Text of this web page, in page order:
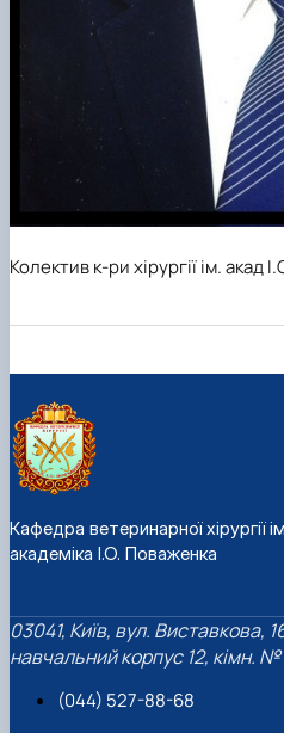
Колектив к-ри хірургії ім. акад
Кафедра ветеринарної хірургії
академіка І.О. Поваженка
03041, Київ, вул. Виставкова,
навчальний корпус 12, кімн.
(044) 527-88-68